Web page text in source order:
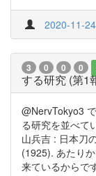
2020-11-
3 0 0 0
する研究 (第1
@NervTokyo3
る研究を並べて
山兵吉 : 日本刀
(1925). あたり
来ているからで